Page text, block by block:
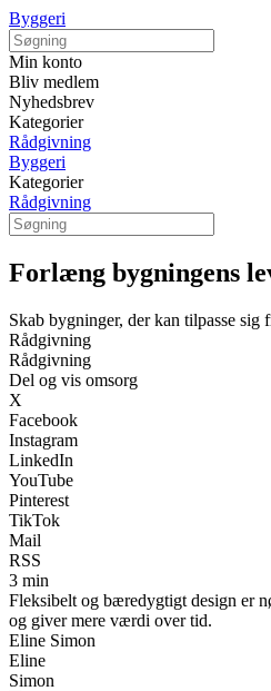
Byggeri
Min konto
Bliv medlem
Nyhedsbrev
Kategorier
Rådgivning
Byggeri
Kategorier
Rådgivning
Forlæng bygningens
Skab bygninger, der kan tilpasse
Rådgivning
Rådgivning
Del og vis omsorg
X
Facebook
Instagram
LinkedIn
YouTube
Pinterest
TikTok
Mail
RSS
3 min
Fleksibelt og bæredygtigt design er
og giver mere værdi over tid.
Eline Simon
Eline
Simon